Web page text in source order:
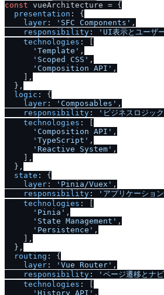
const vueArchitecture = {
presentation : {
layer : 'SFC Components' ,
responsibility : 'UI表示とユーザ
technologies : [
'Template' ,
'Scoped CSS' ,
'Composition API' ,
    ],
  },
logic : {
layer : 'Composables' ,
responsibility : 'ビジネスロジッ
technologies : [
'Composition API' ,
'TypeScript' ,
'Reactive System' ,
    ],
  },
state : {
layer : 'Pinia/Vuex' ,
responsibility : 'アプリケーショ
technologies : [
'Pinia' ,
'State Management' ,
'Persistence' ,
    ],
  },
routing : {
layer : 'Vue Router' ,
responsibility : 'ページ遷移とナ
technologies : [
'History API' ,